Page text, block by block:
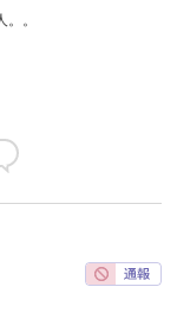
。